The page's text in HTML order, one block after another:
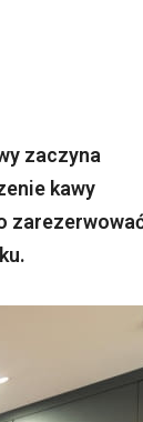
zaczyna
kawy